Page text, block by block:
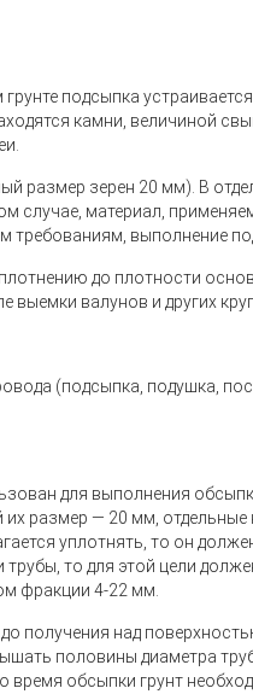
подсыпка
камни, величиной
размер зерен 20 мм). В
случае, материал,
требованиям, выполнение
до плотности
валунов и других
(подсыпка, подушка,
для выполнения
размер — 20 мм, отдельные
уплотнять, то он
то для этой цели
фракции 4-22 мм.
получения над
половины диаметра
время обсыпки грунт